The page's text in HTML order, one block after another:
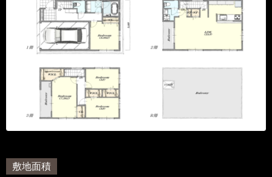
敷地面積